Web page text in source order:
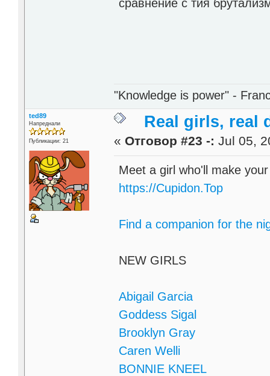
сравнение с тия
"Knowledge is power" -
ted89
Напреднали
Публикации: 21
Real girls, real
« Отговор #23 -: Jul 05,
Meet a girl who'll make
https://Cupidon.Top
Find a companion for the
NEW GIRLS
Abigail Garcia
Goddess Sigal
Brooklyn Gray
Caren Welli
BONNIE KNEEL